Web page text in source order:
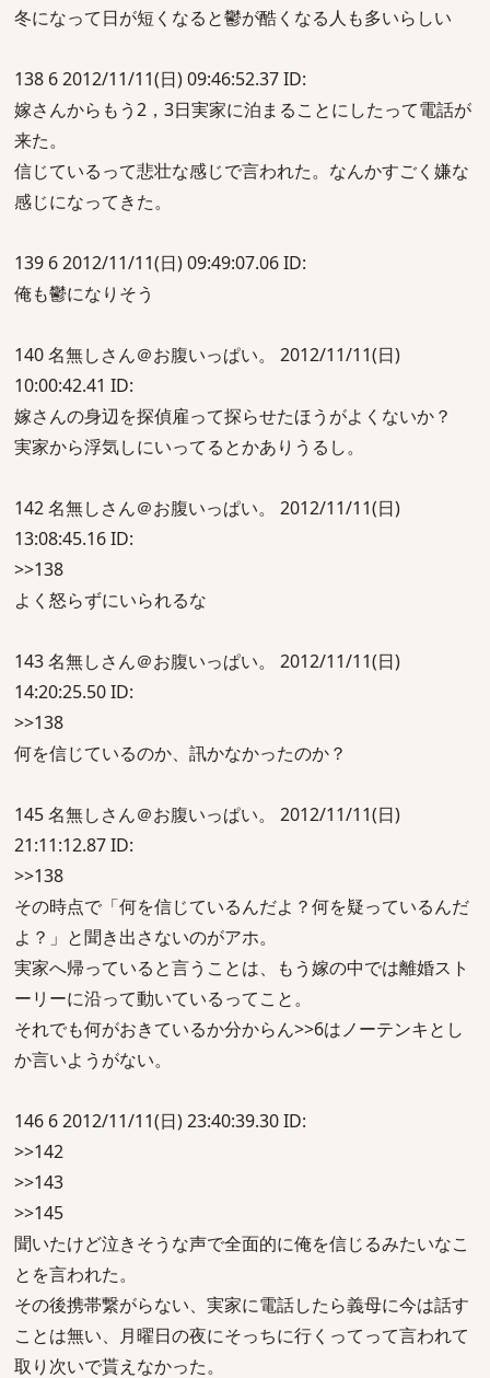
冬になって日が短くなると鬱が酷くなる人も多いらしい
138 6 2012/11/11(日) 09:46:52.37 ID:
嫁さんからもう2，3日実家に泊まることにしたって電話が
来た。
信じているって悲壮な感じで言われた。なんかすごく嫌な
感じになってきた。
139 6 2012/11/11(日) 09:49:07.06 ID:
俺も鬱になりそう
140 名無しさん＠お腹いっぱい。 2012/11/11(日)
10:00:42.41 ID:
嫁さんの身辺を探偵雇って探らせたほうがよくないか？
実家から浮気しにいってるとかありうるし。
142 名無しさん＠お腹いっぱい。 2012/11/11(日)
13:08:45.16 ID:
>>138
よく怒らずにいられるな
143 名無しさん＠お腹いっぱい。 2012/11/11(日)
14:20:25.50 ID:
>>138
何を信じているのか、訊かなかったのか？
145 名無しさん＠お腹いっぱい。 2012/11/11(日)
21:11:12.87 ID:
>>138
その時点で「何を信じているんだよ？何を疑っているんだ
よ？」と聞き出さないのがアホ。
実家へ帰っていると言うことは、もう嫁の中では離婚スト
ーリーに沿って動いているってこと。
それでも何がおきているか分からん>>6はノーテンキとし
か言いようがない。
146 6 2012/11/11(日) 23:40:39.30 ID:
>>142
>>143
>>145
聞いたけど泣きそうな声で全面的に俺を信じるみたいなこ
とを言われた。
その後携帯繋がらない、実家に電話したら義母に今は話す
ことは無い、月曜日の夜にそっちに行くってって言われて
取り次いで貰えなかった。